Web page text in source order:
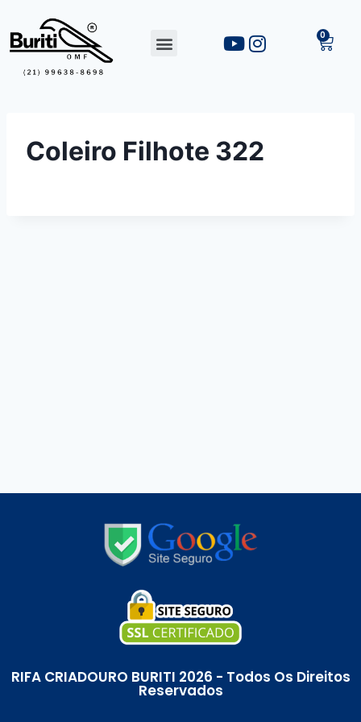
Coleiro Filhote 322
RIFA CRIADOURO BURITI 2026 - Todos Os Direitos
Reservados